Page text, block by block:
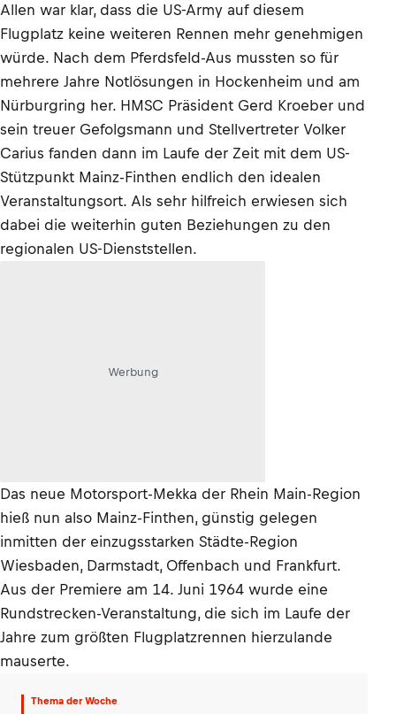
Allen war klar, dass die US-Army auf diesem
Flugplatz keine weiteren Rennen mehr genehmigen
würde. Nach dem Pferdsfeld-Aus mussten so für
mehrere Jahre Notlösungen in Hockenheim und am
Nürburgring her. HMSC Präsident Gerd Kroeber und
sein treuer Gefolgsmann und Stellvertreter Volker
Carius fanden dann im Laufe der Zeit mit dem US-
Stützpunkt Mainz-Finthen endlich den idealen
Veranstaltungsort. Als sehr hilfreich erwiesen sich
dabei die weiterhin guten Beziehungen zu den
regionalen US-Dienststellen.
Werbung
Das neue Motorsport-Mekka der Rhein Main-Region
hieß nun also Mainz-Finthen, günstig gelegen
inmitten der einzugsstarken Städte-Region
Wiesbaden, Darmstadt, Offenbach und Frankfurt.
Aus der Premiere am 14. Juni 1964 wurde eine
Rundstrecken-Veranstaltung, die sich im Laufe der
Jahre zum größten Flugplatzrennen hierzulande
mauserte.
Thema der Woche